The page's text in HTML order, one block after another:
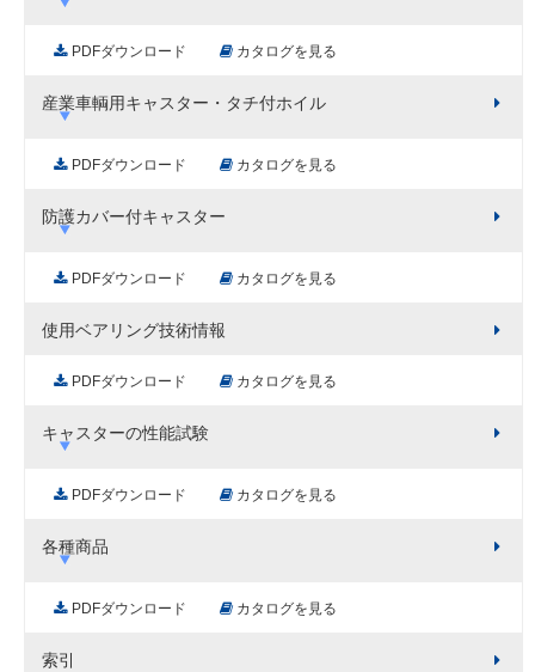
PDFダウンロード カタログを見る
産業車輌用キャスター・タチ付ホイル
PDFダウンロード カタログを見る
防護カバー付キャスター
PDFダウンロード カタログを見る
使用ベアリング技術情報
PDFダウンロード カタログを見る
キャスターの性能試験
PDFダウンロード カタログを見る
各種商品
PDFダウンロード カタログを見る
索引